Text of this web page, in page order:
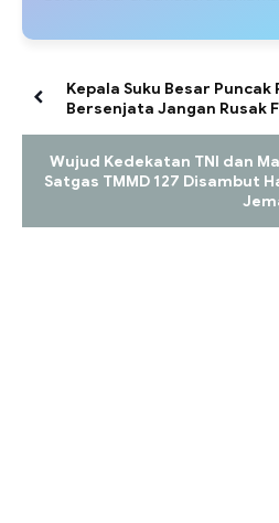
Kepala Suku Besar
Bersenjata Jangan Rusak
Wujud Kedekatan TNI dan
Satgas TMMD 127 Disambut